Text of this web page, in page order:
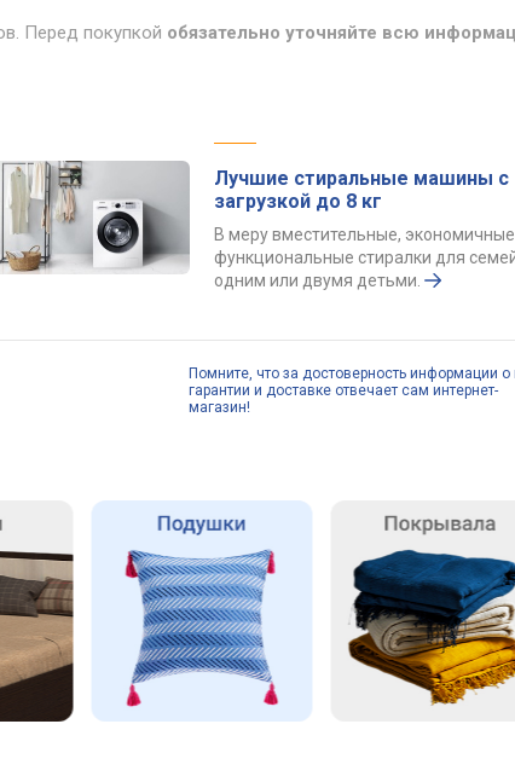
Перед покупкой обязательно уточняйте всю
Лучшие стиральные машины с
загрузкой до 8 кг
В меру вместительные,
функциональные стиралки для
одним или двумя детьми.
Помните, что за достоверность информации о
гарантии и доставке отвечает сам интернет-
магазин!